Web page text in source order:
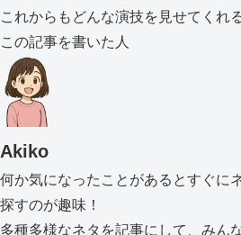
これからもどんな演技を見せてくれ
この記事を書いた人
Akiko
何か気になったことがあるとすぐに
探すのが趣味！
多種多様なネタを記事にして、みん